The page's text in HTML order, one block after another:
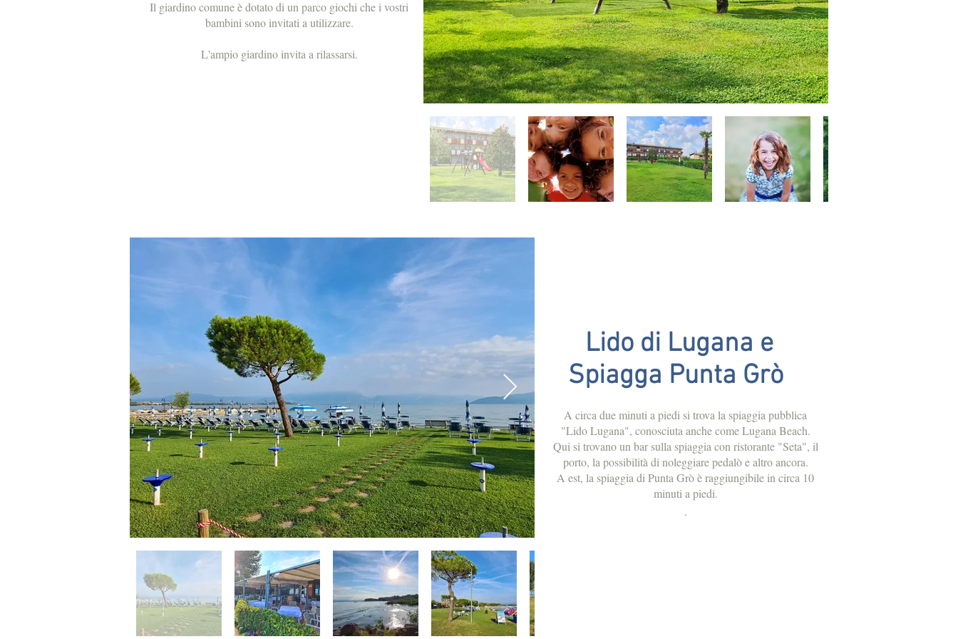
Il giardino comune è dotato di un parco giochi che i vostri
bambini sono invitati a utilizzare.
L'ampio giardino invita a rilassarsi.
Lido di Lugana e
Spiagga Punta Grò
A circa due minuti a piedi si trova la spiaggia pubblica
"Lido Lugana", conosciuta anche come Lugana Beach.
Qui si trovano un bar sulla spiaggia con ristorante "Seta", il
porto, la possibilità di noleggiare pedalò e altro ancora.
A est, la spiaggia di Punta Grò è raggiungibile in circa 10
minuti a piedi.
.